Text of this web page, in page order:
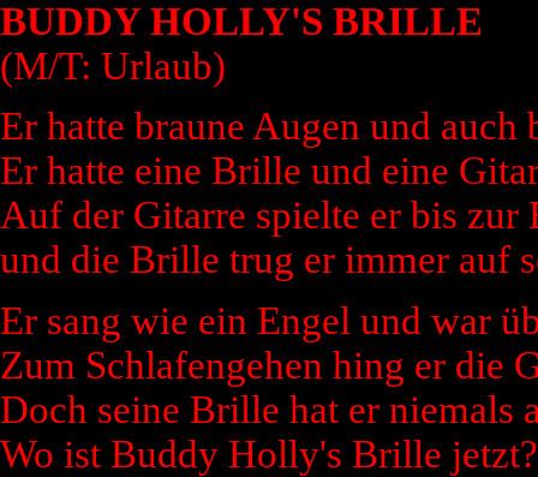
BUDDY HOLLY'S BRILLE
(M/T: Urlaub)
Er hatte braune Augen und auch
Er hatte eine Brille und eine
Auf der Gitarre spielte er bis zur
und die Brille trug er immer auf
Er sang wie ein Engel und war
Zum Schlafengehen hing er die
Doch seine Brille hat er niemals
Wo ist Buddy Holly's Brille jetzt?